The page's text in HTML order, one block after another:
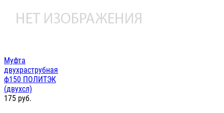
Муфта
двухраструбная
ф150 ПОЛИТЭК
(двухсл)
175 руб.